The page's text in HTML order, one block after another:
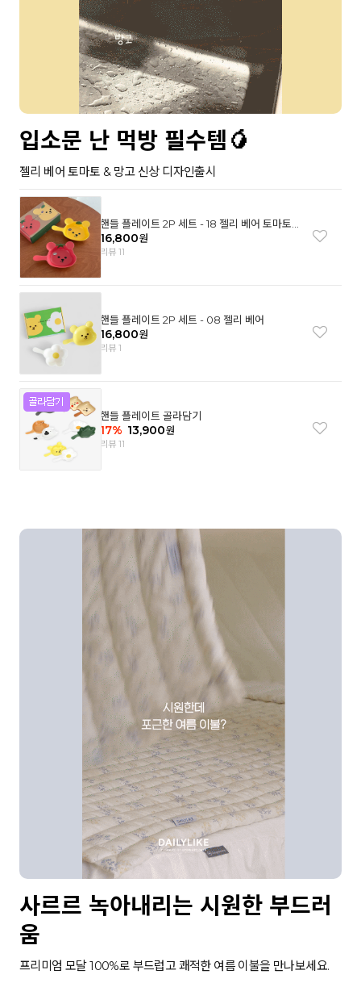
입소문 난 먹방 필수템🥭
젤리 베어 토마토 & 망고 신상 디자인출시
핸들 플레이트 2P 세트 - 18 젤리 베어 토마토
& 망고
16,800원
리뷰 11
핸들 플레이트 2P 세트 - 08 젤리 베어
16,800원
리뷰 1
핸들 플레이트 골라담기
17% 13,900원
리뷰 11
사르르 녹아내리는 시원한 부드러
움
프리미엄 모달 100%로 부드럽고 쾌적한 여름 이불을 만나보세요.